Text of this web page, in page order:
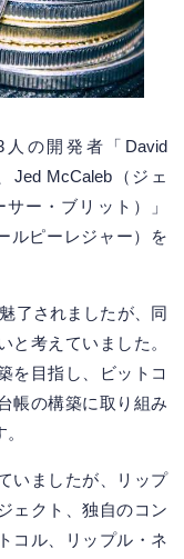
の開発者「David
Jed McCaleb（ジェ
ー・ブリット）」
ルピーレジャー）を
了されましたが、同
と考えていました。
を目指し、ビットコ
帳の構築に取り組み
いましたが、リップ
ェクト、独自のコン
コル、リップル・ネ